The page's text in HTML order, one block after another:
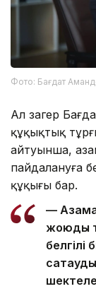
Фото: Бағдат
Ал заңгер
құқықтық
айтуынша,
пайдалануға
құқығы бар.
—
жоюды
белгілі